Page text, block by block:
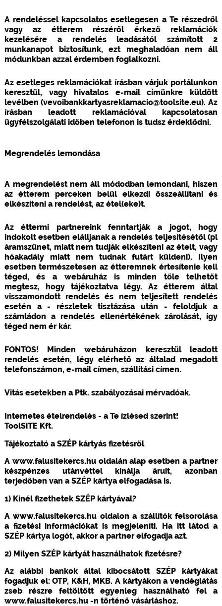
A rendeléssel kapcsolatos esetlegesen a Te részedről
vagy az étterem részéről érkező reklamációk
kezelésére a rendelés leadásától számított 2
munkanapot biztosítunk, ezt meghaladóan nem áll
módunkban azzal érdemben foglalkozni.
Az esetleges reklamációkat írásban várjuk portálunkon
keresztül, vagy hivatalos e-mail címünkre küldött
levélben (vevoibankkartyasreklamacio@toolsite.eu). Az
írásban leadott reklamációval kapcsolatosan
ügyfélszolgálati időben telefonon is tudsz érdeklődni.
Megrendelés lemondása
A megrendelést nem áll módodban lemondani, hiszen
az étterem perceken belül elkezdi összeállítani és
elkészíteni a rendelést, az étel(eke)t.
Az éttermi partnereink fenntartják a jogot, hogy
indokolt esetben elálljanak a rendelés teljesítésétől (pl
áramszünet, miatt nem tudják elkészíteni az ételt, vagy
hóakadály miatt nem tudnak futárt küldeni). Ilyen
esetben természetesen az étteremnek értesítenie kell
téged, és a webáruház is minden tőle telhetőt
megtesz, hogy tájékoztatva légy. Az étterem által
visszamondott rendelés és nem teljesített rendelés
esetén a - részletek tisztázása után - feloldjuk a
számládon a rendelés ellenértékének zárolását, így
téged nem ér kár.
FONTOS! Minden webáruházon keresztül leadott
rendelés esetén, légy elérhető az általad megadott
telefonszámon, e-mail címen, szállítási címen.
Vitás esetekben a Ptk. szabályozásai mérvadóak.
Internetes ételrendelés - a Te ízlésed szerint!
ToolSiTE Kft.
Tájékoztató a SZÉP kártyás fizetésről
A www.falusitekercs.hu oldalán alap esetben a partner
készpénzes utánvéttel kínálja áruit, azonban
terjedőben van a SZÉP kártya elfogadása is.
1) Kinél fizethetek SZÉP kártyával?
A www.falusitekercs.hu oldalon a szállítók felsorolása
a fizetési információkat is megjeleníti. Ha itt látod a
SZÉP kártya logót, akkor a partner elfogadja azt.
2) Milyen SZÉP kártyát használhatok fizetésre?
Az alábbi bankok által kibocsátott SZÉP kártyákat
fogadjuk el: OTP, K&H, MKB. A kártyákon a vendéglátás
zseb részre feltöltött egyenleg használható fel a
www.falusitekercs.hu -n történő vásárláshoz.